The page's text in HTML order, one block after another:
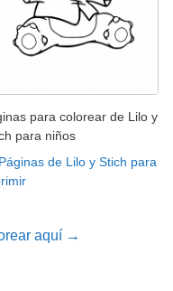
para colorear de Lilo y
para niños
Páginas de Lilo y Stich para
aquí →